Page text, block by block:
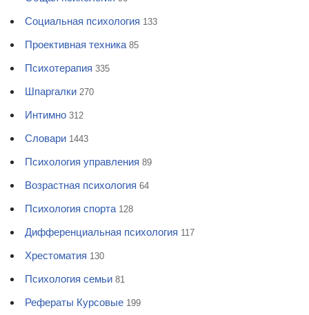
Социальная психология 133
Проективная техника 85
Психотерапия 335
Шпаргалки 270
Интимно 312
Словари 1443
Психология управления 89
Возрастная психология 64
Психология спорта 128
Дифференциальная психология 117
Хрестоматия 130
Психология семьи 81
Рефераты Курсовые 199